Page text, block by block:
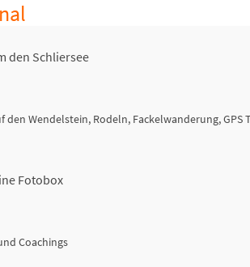
den Schliersee
Wendelstein, Rodeln, Fackelwanderung, GPS
Fotobox
Coachings